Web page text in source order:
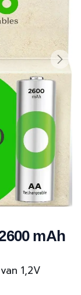
mAh
1,2V